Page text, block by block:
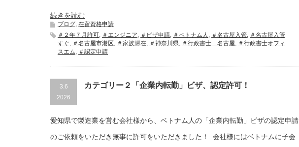
続きを読む
ブログ, 在留資格申請
＃２年７月許可, ＃エンジニア, ＃ビザ申請, ＃ベトナム人 , ＃名古屋入管, ＃名古屋入管
すぐ, ＃名古屋市港区, ＃家族滞在, ＃神奈川県, ＃行政書士 名古屋, ＃行政書士オフィ
スエム, ＃認定申請
3.6
2026
カテゴリー２「企業内転勤」ビザ、認定許可！
愛知県で製造業を営む会社様から、ベトナム人の「企業内転勤」ビザの認定申請
のご依頼をいただき無事に許可をいただきました！ 会社様にはベトナムに子会